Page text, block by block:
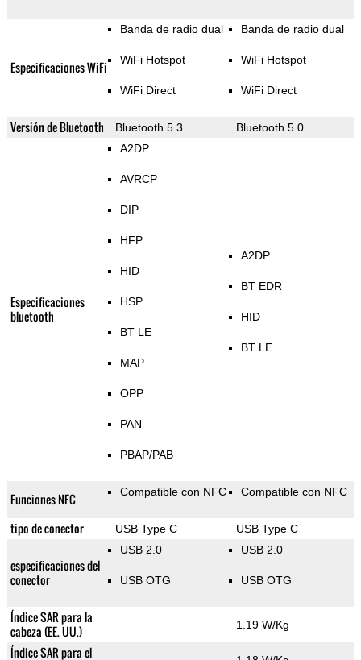
Especificaciones WiFi
Banda de radio dual
WiFi Hotspot
WiFi Direct
Banda de radio dual
WiFi Hotspot
WiFi Direct
Versión de Bluetooth Bluetooth 5.3 Bluetooth 5.0
Especificaciones
bluetooth
A2DP
AVRCP
DIP
HFP
HID
HSP
BT LE
MAP
OPP
PAN
PBAP/PAB
A2DP
BT EDR
HID
BT LE
Funciones NFC Compatible con NFC Compatible con NFC
tipo de conector USB Type C USB Type C
especificaciones del
conector
USB 2.0
USB OTG
USB 2.0
USB OTG
Índice SAR para la
cabeza (EE. UU.)
1.19 W/Kg
Índice SAR para el